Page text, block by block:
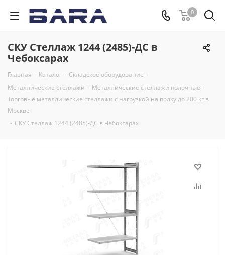
0
СКУ Стеллаж 1244 (2485)-ДС в
Чебоксарах
Главная - Каталог - Складское оборудование -
Металлические стеллажи - Металлические стеллажи полочные -
Торговые металлические стеллажи с нагрузкой на полку до 200 кг в
Москве
- СКУ Стеллаж 1244 (2485)-ДС в Чебоксарах